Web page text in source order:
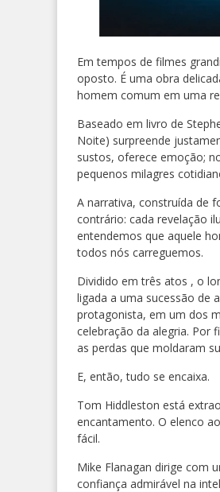
Em tempos de filmes
oposto. É uma obra
homem comum em uma
Baseado em livro de
Noite) surpreende
sustos, oferece emoção;
pequenos milagres
A narrativa, construída de
contrário: cada revelação
entendemos que aquele
todos nós carreguemos.
Dividido em três atos , o
ligada a uma sucessão de
protagonista, em um dos
celebração da alegria. Por
as perdas que moldaram
E, então, tudo se encaixa.
Tom Hiddleston está
encantamento. O elenco
fácil.
Mike Flanagan dirige com
confiança admirável na